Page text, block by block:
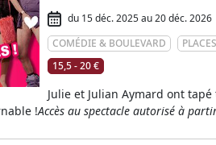
du 15 déc. 2025 au 20 déc. 2026
COMÉDIE & BOULEVARD
15,5 - 20 €
Julie et Julian Aymard ont
!Accès au spectacle autorisé à